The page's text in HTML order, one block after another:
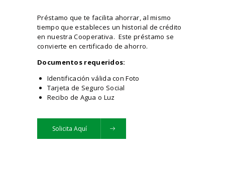
Préstamo que te facilita ahorrar, al mismo
tiempo que estableces un historial de crédito
en nuestra Cooperativa. Este préstamo se
convierte en certificado de ahorro.
Documentos requeridos:
Identificación válida con Foto
Tarjeta de Seguro Social
Recibo de Agua o Luz
Solicita Aquí